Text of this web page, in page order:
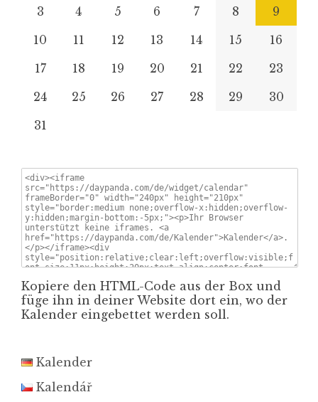
3
4 5 6 7 8
9
10
11 12 13 14 15
16
17
18 19 20 21 22
23
24
25 26 27 28 29
30
31
Kopiere den HTML-Code aus der Box und
füge ihn in deiner Website dort ein, wo der
Kalender eingebettet werden soll.
Kalender
Kalendář